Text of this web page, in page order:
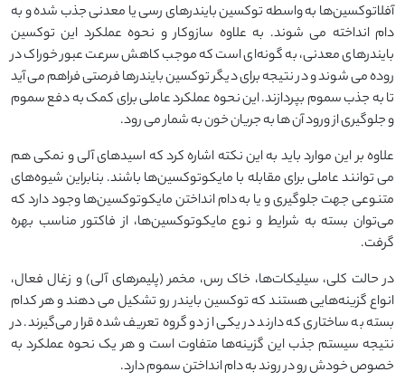
آفلاتوکسین‌ها به واسطه توکسین بایندرهای رسی یا معدنی جذب شده و به
دام انداخته می شوند. به علاوه سازوکار و نحوه عملکرد این توکسین
بایندرهای معدنی، به گونه‌ای است که موجب کاهش سرعت عبور خوراک در
روده می شوند و در نتیجه برای دیگر توکسین بایندرها فرصتی فراهم می آید
تا به جذب سموم بپردازند. این نحوه عملکرد عاملی برای کمک به دفع سموم
و جلوگیری از ورود آن ها به جریان خون به شمار می رود.
علاوه بر این موارد باید به این نکته اشاره کرد که اسیدهای آلی و نمکی هم
می توانند عاملی برای مقابله با مایکوتوکسین‌ها باشند. بنابراین شیوه‌های
متنوعی جهت جلوگیری و یا به دام انداختن مایکوتوکسین‌ها وجود دارد که
می‌توان بسته به شرایط و نوع مایکوتوکسین‌ها، از فاکتور مناسب بهره
گرفت.
در حالت کلی، سیلیکات‌ها، خاک رس، مخمر (پلیمرهای آلی) و زغال فعال،
انواع گزینه‌هایی هستند که توکسین بایندر رو تشکیل می دهند و هر کدام
بسته به ساختاری که دارند در یکی از دو گروه‌ تعریف شده قرار می‌گیرند. در
نتیجه سیستم جذب این گزینه‌ها متفاوت است و هر یک نحوه عملکرد به
خصوص خودش رو در روند به دام انداختن سموم دارد.